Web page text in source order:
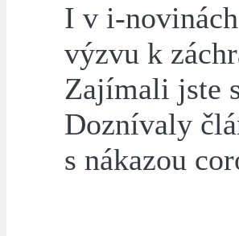
I v i-
výzvu k
Zajímali jste
Doznívaly
s nákazou